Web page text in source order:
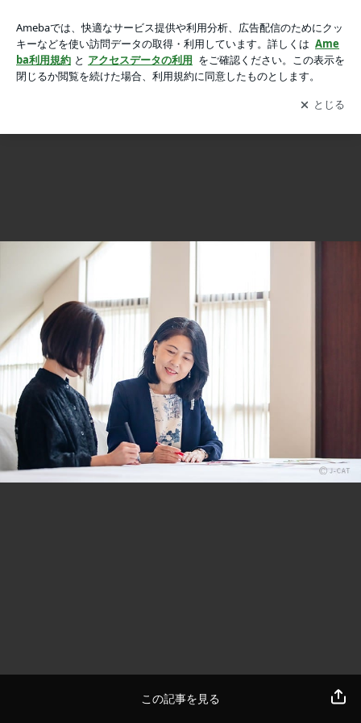
ート！の画像 3枚中2枚目
田園調布倶楽部にてOtonami「教養を高めるペン字講座」スタート！
この記事を見る